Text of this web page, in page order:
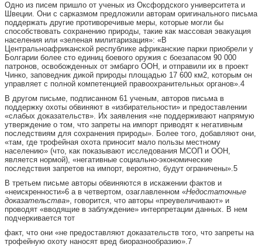
Одно из писем пришло от ученых из Оксфордского университета и
Швеции. Они с сарказмом предложили авторам оригинального письма
поддержать другие противоречивые меры, которые могли бы
способствовать сохранению природы, такие как массовая эвакуация
населения или «зеленая милитаризация»: «В
Центральноафриканской республике африканские парки приобрели у
Болгарии более сто единиц боевого оружия с боезапасом 90 000
патронов, освобожденных от эмбарго ООН, и отправили их в проект
Чинко, заповедник дикой природы площадью 17 600 км2, которым он
управляет с полной компетенцией правоохранительных органов».4
В другом письме, подписанном 61 ученым, авторов письма в
поддержку охоты обвиняют в «избирательности» и предоставлении
«слабых доказательств». Их заявления «не поддерживают напрямую
утверждение о том, что запреты на импорт приводят к негативным
последствиям для сохранения природы». Более того, добавляют они,
«там, где трофейная охота приносит мало пользы местному
населению» (что, как показывают исследования МСОП и ООН,
является нормой), «негативные социально-экономические
последствия запретов на импорт, вероятно, будут ограничены».5
В третьем письме авторы обвиняются в искажении фактов и
«неискренности»6 а в четвертом, озаглавленном «Недостаточные
доказательства», говорится, что авторы «преувеличивают» и
проводят «вводящие в заблуждение» интерпретации данных. В нем
подчеркивается тот
факт, что они «не предоставляют доказательств того, что запреты на
трофейную охоту наносят вред биоразнообразию».7